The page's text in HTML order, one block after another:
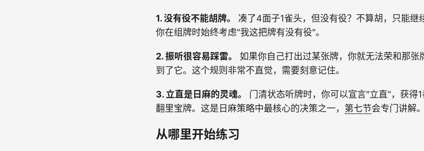
1. 没有役不能胡牌。
凑了4面子1雀头，但没有役？不算胡，只能继
你在组牌时始终考虑"我这把牌有没有役"。
2. 振听很容易踩雷。
如果你自己打出过某张牌，你就无法荣和那
到了它。这个规则非常不直觉，需要刻意记住。
3. 立直是日麻的灵魂。
门清状态听牌时，你可以宣言"立直"，获得
翻里宝牌。这是日麻策略中最核心的决策之一， 第七节会专门讲解。
从哪里开始练习